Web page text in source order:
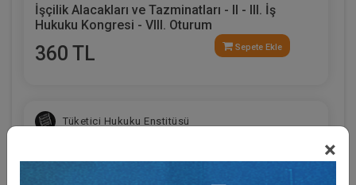
×
İşçilik Alacakları ve Tazminatları - II - III. İş
Hukuku Kongresi - VIII. Oturum
360 TL Sepete Ekle
Tüketici Hukuku Enstitüsü